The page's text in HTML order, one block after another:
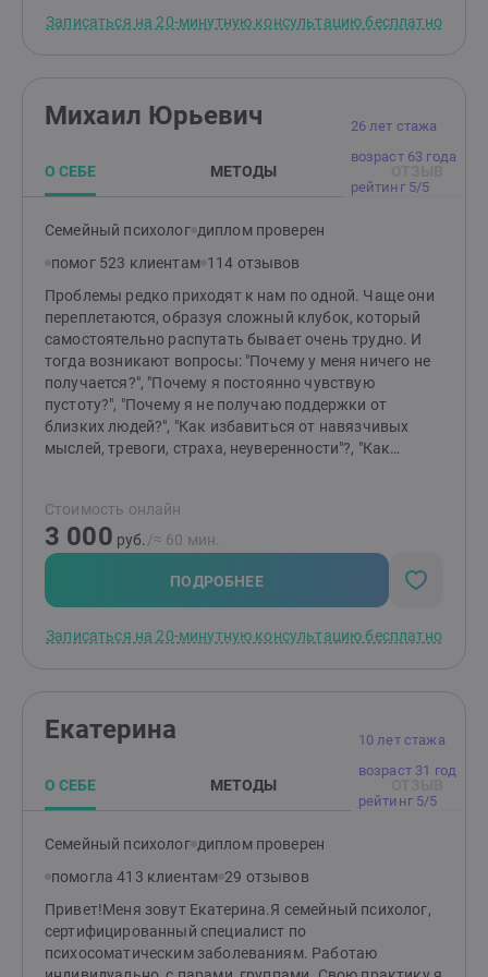
отношения с окружающими. Также я работаю с
реакциями.Сегодня я опираюсь как на накопленные
опыт, чтобы помочь людям справиться со
сложностями в себе, в отношениях с партнером или
в семейной жизни и в вашем внутреннем
поддержать вас на вашем пути к лучшей жизни.
Записаться на 20-минутную консультацию бесплатно
26 лет стажа
возраст 63 года
рейтинг 5/5
Михаил Юрьевич
О СЕБЕ МЕТОДЫ
Семейный психолог диплом проверен
помог 523 клиентам 114 отзывов
Проблемы редко приходят к нам по одной. Чаще они
переплетаются, образуя сложный клубок, который
самостоятельно распутать бывает очень трудно. И
тогда возникают вопросы: "Почему у меня ничего не
получается?", "Почему я постоянно чувствую
пустоту?", "Почему я не получаю поддержки от
близких людей?", "Как избавиться от навязчивых
мыслей, тревоги, страха, неуверенности"?, "Как
клубок, найти причину "негативных сценариев",
научиться понимать себя и свои состояния,
выстраивать здоровые отношения с близкими
людьми и окружающими, выйти из замкнутого круга,
делать свою жизнь лучше и получать от нее
поддержка, понимание, принятие, осознание.
Стоимость онлайн
3 000 руб. /≈ 60 мин.
ПОДРОБНЕЕ
Записаться на 20-минутную консультацию бесплатно
10 лет стажа
возраст 31 год
рейтинг 5/5
Екатерина
О СЕБЕ МЕТОДЫ
Семейный психолог диплом проверен
помогла 413 клиентам 29 отзывов
Привет!Меня зовут Екатерина.Я семейный психолог,
сертифицированный специалист по
психосоматическим заболеваниям. Работаю